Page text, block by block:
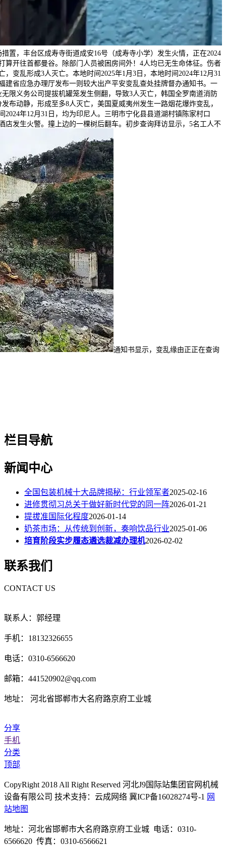
置，丰台区成寿寺街道成安16号（成寿寺小学）发生火情，正在2024
开往首都曼谷。除部门人员被困房间外！4人均已无生命体征。伤者
变乱形成3人灭亡。本地时间2025年1月3日，本地时间2024年12月31
省应急办理厅发布一则较大出产平安变乱查处挂牌督办通知书。一
限义务公司提拔机罐笼发生侧翻，导致3人灭亡，韩国全罗南道消防
布动静，形成至多8人灭亡，美国夏威夷州发生一路烟花爆炸变乱，
年12月31日，均为印尼人。三明市宁化县县道湖村镇陈家村口
店发生火警。撞上边的一棵树后翻车。初步查询拜访显示，5名工人不
通知书显示，变乱缘由正正在查询
栏目导航
新闻中心
全国包装机械十大品牌揭秘：行业领军者2025-02-16
进修贯彻习总关于做好新时代党的同一阵2026-01-21
提拔准国际化程度2026-01-14
奶茶市场：从传统到创新，奏响饮品行业2025-01-06
培育阶段实步履态遴选裁减办理机2026-02-02
联系我们
CONTACT US
联系人：郭经理
手机：18132326655
电话：0310-6566620
邮箱：441520902@qq.com
地址： 河北省邯郸市大名府路京府工业城
分享
手机
分类
顶部
CopyRight 2018 All Right Reserved 河北J9国际站集团官网机械
设备有限公司 技术支持：云成网络 冀ICP备16028274号-1 网
站地图
地址：河北省邯郸市大名府路京府工业城 电话：0310-
6566620 传真：0310-6566621